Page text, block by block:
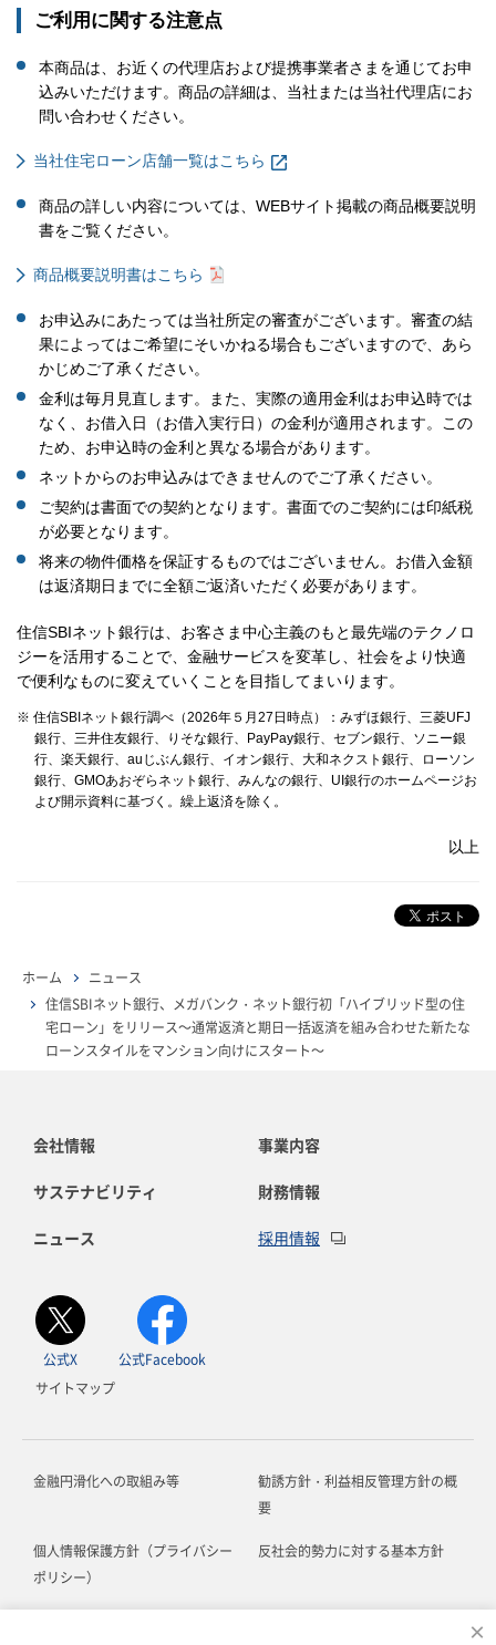
×
ご利用に関する注意点
本商品は、お近くの代理店および提携事業者さまを通じてお申
込みいただけます。商品の詳細は、当社または当社代理店にお
問い合わせください。
当社住宅ローン店舗一覧はこちら
商品の詳しい内容については、WEBサイト掲載の商品概要説明
書をご覧ください。
商品概要説明書はこちら
お申込みにあたっては当社所定の審査がございます。審査の結
果によってはご希望にそいかねる場合もございますので、あら
かじめご了承ください。
金利は毎月見直します。また、実際の適用金利はお申込時では
なく、お借入日（お借入実行日）の金利が適用されます。この
ため、お申込時の金利と異なる場合があります。
ネットからのお申込みはできませんのでご了承ください。
ご契約は書面での契約となります。書面でのご契約には印紙税
が必要となります。
将来の物件価格を保証するものではございません。お借入金額
は返済期日までに全額ご返済いただく必要があります。
住信SBIネット銀行は、お客さま中心主義のもと最先端のテクノロ
ジーを活用することで、金融サービスを変革し、社会をより快適
で便利なものに変えていくことを目指してまいります。
※ 住信SBIネット銀行調べ（2026年５月27日時点）：みずほ銀行、三菱UFJ
銀行、三井住友銀行、りそな銀行、PayPay銀行、セブン銀行、ソニー銀
行、楽天銀行、auじぶん銀行、イオン銀行、大和ネクスト銀行、ローソン
銀行、GMOあおぞらネット銀行、みんなの銀行、UI銀行のホームページお
よび開示資料に基づく。繰上返済を除く。
以上
ホーム
ニュース
住信SBIネット銀行、メガバンク・ネット銀行初「ハイブリッド型の住
宅ローン」をリリース～通常返済と期日一括返済を組み合わせた新たな
ローンスタイルをマンション向けにスタート～
会社情報 事業内容
サステナビリティ 財務情報
ニュース 採用情報
公式X
公式Facebook
サイトマップ
金融円滑化への取組み等
勧誘方針・利益相反管理方針の概
要
個人情報保護方針（プライバシー
ポリシー）
反社会的勢力に対する基本方針